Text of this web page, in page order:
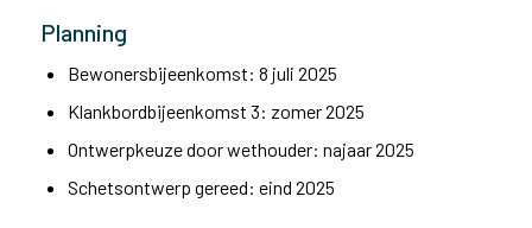
Planning
Bewonersbijeenkomst: 8 juli 2025
Klankbordbijeenkomst 3: zomer 2025
Ontwerpkeuze door wethouder: najaar 2025
Schetsontwerp gereed: eind 2025